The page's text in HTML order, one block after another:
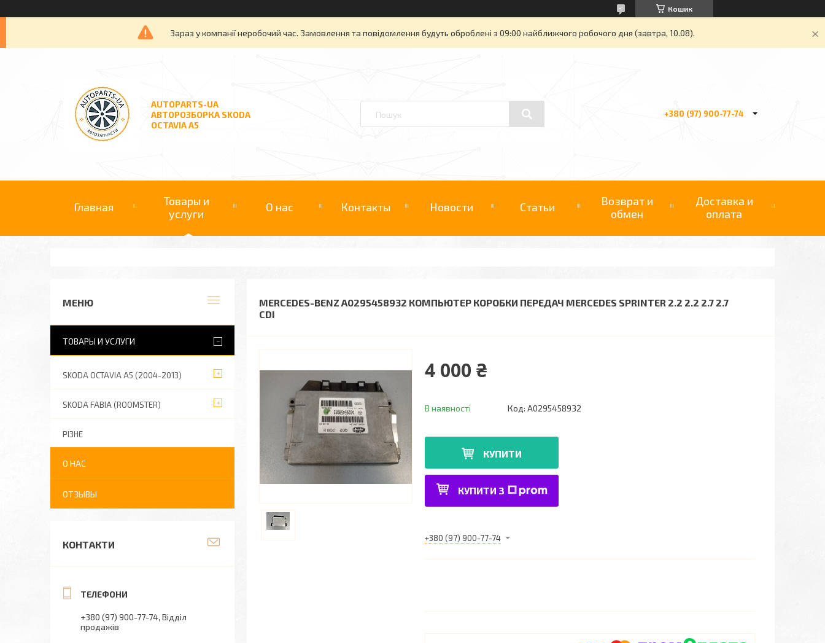
Кошик
Зараз у компанії неробочий час. Замовлення та повідомлення будуть оброблені з 09:00 найближчого робочого дня (завтра, 10.08).
AUTOPARTS-UA
АВТОРОЗБОРКА SKODA
OCTAVIA A5
+380 (97) 900-77-74
Главная
Товары и
услуги
О нас Контакты Новости Статьи
Возврат и
обмен
Доставка и
оплата
MERCEDES-BENZ A0295458932 КОМПЬЮТЕР КОРОБКИ ПЕРЕДАЧ MERCEDES SPRINTER 2.2 2.2 2.7 2.7
CDI
4 000 ₴
В наявності Код: A0295458932
КУПИТИ
КУПИТИ З
+380 (97) 900-77-74
ТОВАРЫ И УСЛУГИ
SKODA OCTAVIA A5 (2004-2013)
SKODA FABIA (ROOMSTER)
РІЗНЕ
О НАС
ОТЗЫВЫ
КОНТАКТИ
+380 (97) 900-77-74 Відділ
продажів